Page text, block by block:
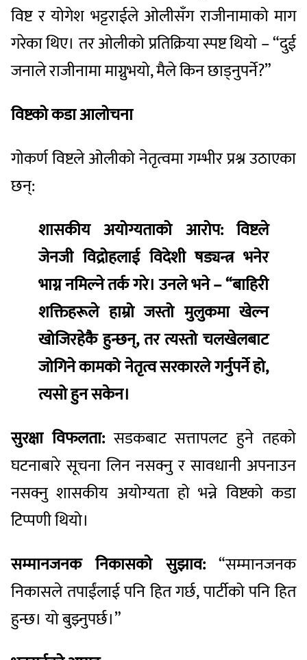
विष्ट र योगेश भट्टराईले ओलीसँग राजीनामाको माग
गरेका थिए। तर ओलीको प्रतिक्रिया स्पष्ट थियो – “दुई
जनाले राजीनामा माग्नुभयो, मैले किन छाड्नुपर्ने?”
विष्टको कडा आलोचना
गोकर्ण विष्टले ओलीको नेतृत्वमा गम्भीर प्रश्न उठाएका
छन्:
शासकीय अयोग्यताको आरोप: विष्टले
जेनजी विद्रोहलाई विदेशी षड्यन्त्र भनेर
भाग्न नमिल्ने तर्क गरे। उनले भने – “बाहिरी
शक्तिहरूले हाम्रो जस्तो मुलुकमा खेल्न
खोजिरहेकै हुन्छन्, तर त्यस्तो चलखेलबाट
जोगिने कामको नेतृत्व सरकारले गर्नुपर्ने हो,
त्यसो हुन सकेन।
सुरक्षा विफलता:सडकबाट सत्तापलट हुने तहको
घटनाबारे सूचना लिन नसक्नु र सावधानी अपनाउन
नसक्नु शासकीय अयोग्यता हो भन्ने विष्टको कडा
टिप्पणी थियो।
सम्मानजनक निकासको सुझाव: “सम्मानजनक
निकासले तपाईंलाई पनि हित गर्छ, पार्टीको पनि हित
हुन्छ। यो बुझ्नुपर्छ।”